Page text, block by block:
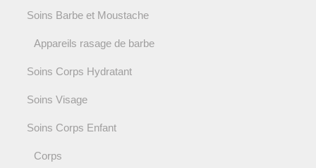
Soins Barbe et Moustache
Appareils rasage de barbe
Soins Corps Hydratant
Soins Visage
Soins Corps Enfant
Corps